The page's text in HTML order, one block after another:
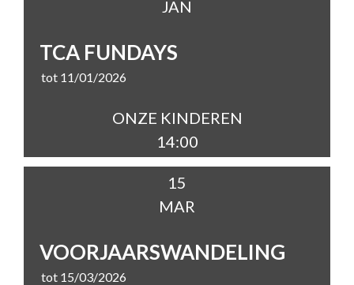
JAN
TCA FUNDAYS
tot 11/01/2026
ONZE KINDEREN
14:00
15
MAR
VOORJAARSWANDELING
tot 15/03/2026